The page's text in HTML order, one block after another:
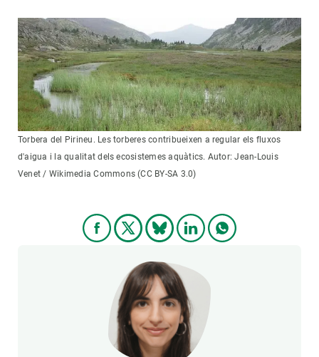
Torbera del Pirineu. Les torberes contribueixen a regular els fluxos
d'aigua i la qualitat dels ecosistemes aquàtics. Autor: Jean-Louis
Venet / Wikimedia Commons (CC BY-SA 3.0)